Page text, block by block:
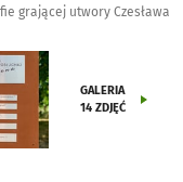
grającej utwory Czesława
GALERIA
14 ZDJĘĆ